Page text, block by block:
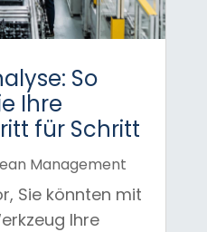
So
Ihre
für Schritt
Management
Sie könnten mit
Ihre